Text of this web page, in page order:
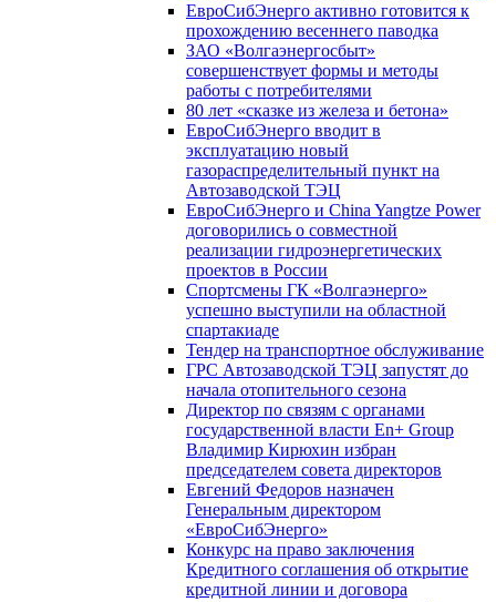
ЕвроСибЭнерго активно готовится к
прохождению весеннего паводка
ЗАО «Волгаэнергосбыт»
совершенствует формы и методы
работы с потребителями
80 лет «сказке из железа и бетона»
ЕвроСибЭнерго вводит в
эксплуатацию новый
газораспределительный пункт на
Автозаводской ТЭЦ
ЕвроСибЭнерго и China Yangtze Power
договорились о совместной
реализации гидроэнергетических
проектов в России
Спортсмены ГК «Волгаэнерго»
успешно выступили на областной
спартакиаде
Тендер на транспортное обслуживание
ГРС Автозаводской ТЭЦ запустят до
начала отопительного сезона
Директор по связям с органами
государственной власти En+ Group
Владимир Кирюхин избран
председателем совета директоров
Евгений Федоров назначен
Генеральным директором
«ЕвроСибЭнерго»
Конкурс на право заключения
Кредитного соглашения об открытие
кредитной линии и договора